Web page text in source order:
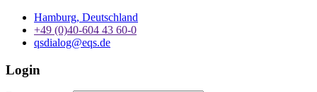
Hamburg, Deutschland
+49 (0)40-604 43 60-0
qsdialog@eqs.de
Login